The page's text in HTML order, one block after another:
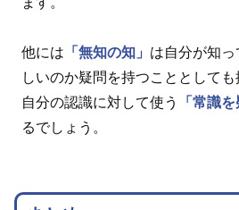
他には 「無知の知」 は自分が知
しいのか疑問を持つこととしても
自分の認識に対して使う
「常識を
るでしょう。